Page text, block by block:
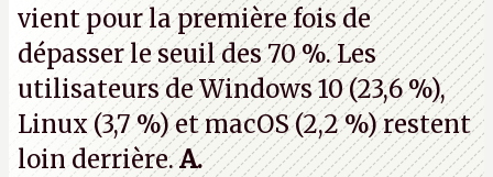
vient pour la première fois de
dépasser le seuil des 70 %. Les
utilisateurs de Windows 10 (23,6 %),
Linux (3,7 %) et macOS (2,2 %) restent
loin derrière.A.